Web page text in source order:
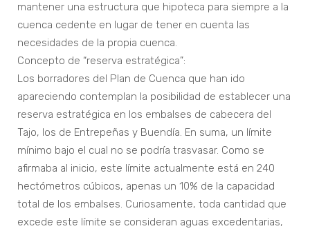
mantener una estructura que hipoteca para siempre a la
cuenca cedente en lugar de tener en cuenta las
necesidades de la propia cuenca.
Concepto de “reserva estratégica”:
Los borradores del Plan de Cuenca que han ido
apareciendo contemplan la posibilidad de establecer una
reserva estratégica en los embalses de cabecera del
Tajo, los de Entrepeñas y Buendía. En suma, un límite
mínimo bajo el cual no se podría trasvasar. Como se
afirmaba al inicio, este límite actualmente está en 240
hectómetros cúbicos, apenas un 10% de la capacidad
total de los embalses. Curiosamente, toda cantidad que
excede este límite se consideran aguas excedentarias,